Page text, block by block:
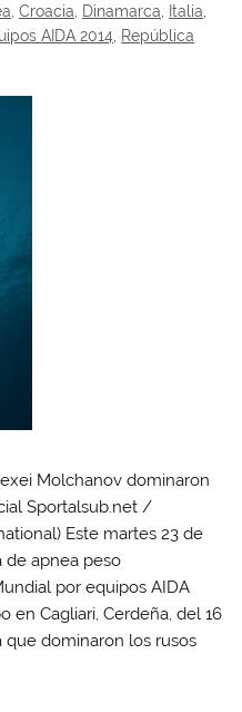
,Croacia Dinamarca Italia
AIDA 2014 República
Molchanov dominaron
Sportalsub.net /
Este martes 23 de
de apnea peso
por equipos AIDA
en Cagliari, Cerdeña, del 16
que dominaron los rusos